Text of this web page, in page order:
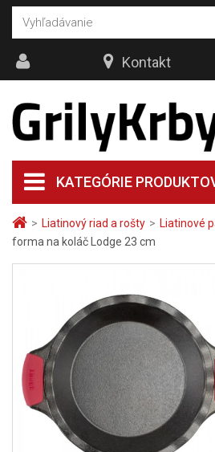
> Liatinový riad a rošty > Liatinové
forma na koláč Lodge 23 cm
KATEGÓRIE
Kontakt